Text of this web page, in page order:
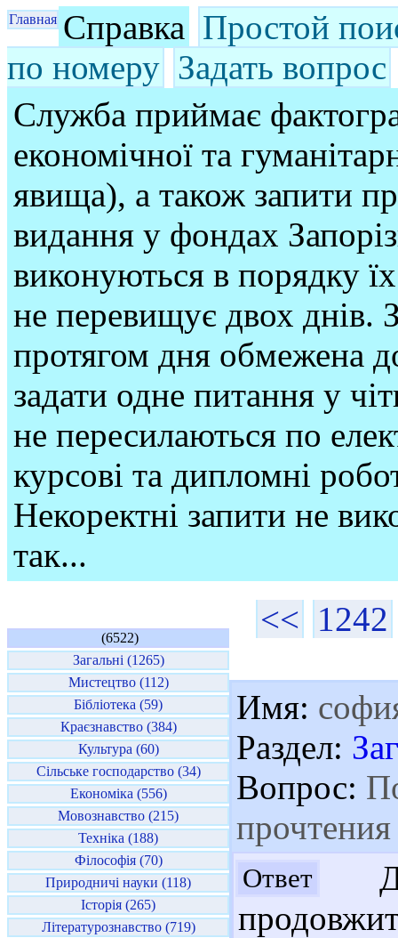
Главная Справка Простой
по номеру Задать вопрос
Служба приймає
економічної та
явища), а також запити
видання у фондах
виконуються в порядку
не перевищує двох днів.
протягом дня обмежена
задати одне питання у
не пересилаються по
курсові та дипломні
Некоректні запити не
так...
(6522)
Загальні (1265)
Мистецтво (112)
Бібліотека (59)
Краєзнавство (384)
Культура (60)
Сільське господарство (34)
Економіка (556)
Мовознавство (215)
Техніка (188)
Філософія (70)
Природничі науки (118)
Історія (265)
Літературознавство (719)
<< 1242
Имя:
Раздел:
Вопрос:
Ответ